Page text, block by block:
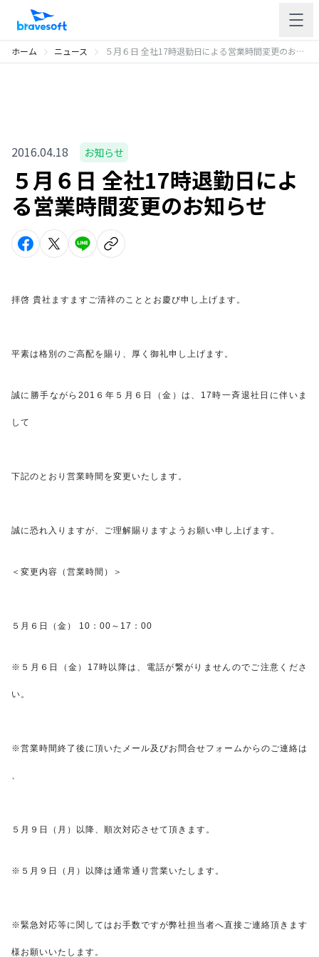
ホーム ニュース ５月６日 全社17時退勤日による営業時間変更のお知らせ
2016.04.18 お知らせ
５月６日 全社17時退勤日によ
る営業時間変更のお知らせ
拝啓 貴社ますますご清祥のこととお慶び申し上げます。
平素は格別のご高配を賜り、厚く御礼申し上げます。
誠に勝手ながら201６年５月６日（金）は、17時一斉退社日に伴いま
して
下記のとおり営業時間を変更いたします。
誠に恐れ入りますが、ご理解賜りますようお願い申し上げます。
＜変更内容（営業時間）＞
５月６日（金） 10：00～17：00
※５月６日（金）17時以降は、電話が繋がりませんのでご注意くださ
い。
※営業時間終了後に頂いたメール及びお問合せフォームからのご連絡は
、
５月９日（月）以降、順次対応させて頂きます。
※５月９日（月）以降は通常通り営業いたします。
※緊急対応等に関してはお手数ですが弊社担当者へ直接ご連絡頂きます
様お願いいたします。